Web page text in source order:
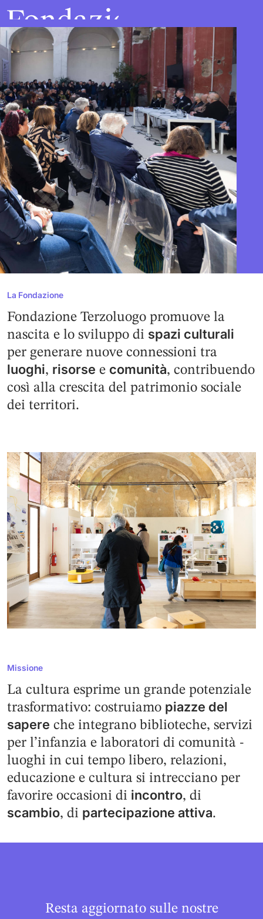
La Fondazione
Fondazione Terzoluogo promuove la
nascita e lo sviluppo di spazi culturali
per generare nuove connessioni tra
luoghi, risorse e comunità, contribuendo
così alla crescita del patrimonio sociale
dei territori.
Missione
La cultura esprime un grande potenziale
trasformativo: costruiamo piazze del
sapere che integrano biblioteche, servizi
per l’infanzia e laboratori di comunità -
luoghi in cui tempo libero, relazioni,
educazione e cultura si intrecciano per
favorire occasioni di incontro, di
scambio, di partecipazione attiva.
Resta aggiornato sulle nostre